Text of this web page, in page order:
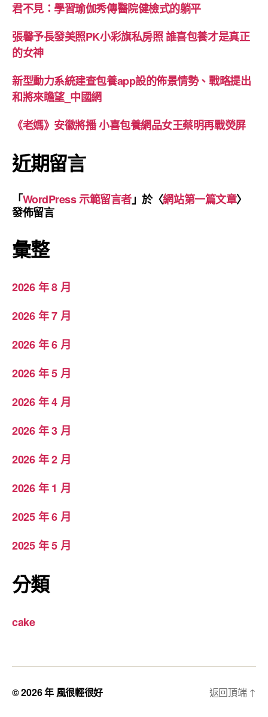
君不見：學習瑜伽秀傳醫院健檢式的躺平
張馨予長發美照PK小彩旗私房照 誰喜包養才是真正
的女神
新型動力系統建查包養app設的佈景情勢、戰略提出
和將來瞻望_中國網
《老媽》安徽將播 小喜包養網品女王蔡明再戰熒屏
近期留言
「WordPress 示範留言者」於〈網站第一篇文章〉
發佈留言
彙整
2026 年 8 月
2026 年 7 月
2026 年 6 月
2026 年 5 月
2026 年 4 月
2026 年 3 月
2026 年 2 月
2026 年 1 月
2025 年 6 月
2025 年 5 月
分類
cake
© 2026 年 風很輕很好 返回頂端 ↑